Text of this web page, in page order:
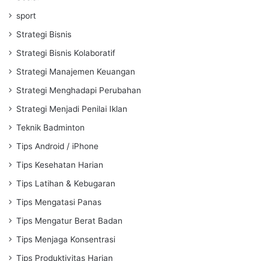
sport
Strategi Bisnis
Strategi Bisnis Kolaboratif
Strategi Manajemen Keuangan
Strategi Menghadapi Perubahan
Strategi Menjadi Penilai Iklan
Teknik Badminton
Tips Android / iPhone
Tips Kesehatan Harian
Tips Latihan & Kebugaran
Tips Mengatasi Panas
Tips Mengatur Berat Badan
Tips Menjaga Konsentrasi
Tips Produktivitas Harian